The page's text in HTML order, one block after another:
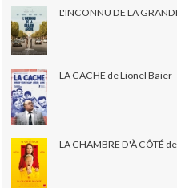
L'INCONNU DE LA
LA CACHE de Lionel Baier
LA CHAMBRE D'À CÔTÉ